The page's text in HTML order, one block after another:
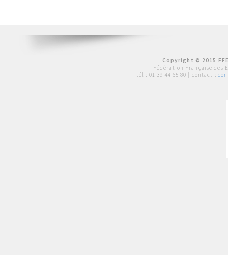
Copyright © 2015
Fédération Française des
tél : 01 39 44 65 80 | contact :